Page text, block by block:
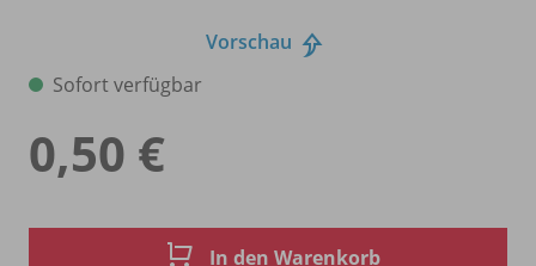
Vorschau
Sofort verfügbar
0,50 €
In den Warenkorb